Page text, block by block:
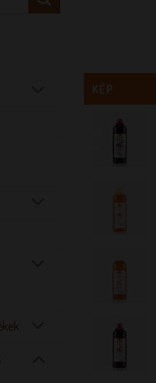
KÉP